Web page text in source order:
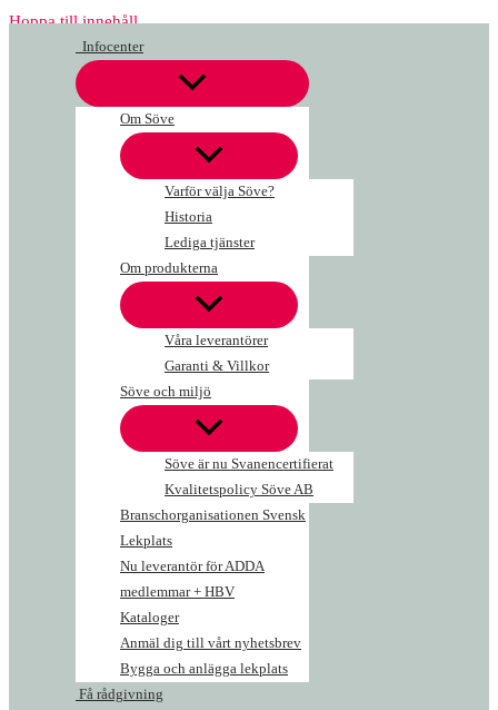
Hoppa till innehåll
Infocenter
Om Söve
Varför välja Söve?
Historia
Lediga tjänster
Om produkterna
Våra leverantörer
Garanti & Villkor
Söve och miljö
Söve är nu Svanencertifierat
Kvalitetspolicy Söve AB
Branschorganisationen Svensk
Lekplats
Nu leverantör för ADDA
medlemmar + HBV
Kataloger
Anmäl dig till vårt nyhetsbrev
Bygga och anlägga lekplats
Få rådgivning